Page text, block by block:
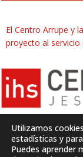
El Centro Arrupe y
proyecto al servicio
Utilizamos
estadísticas y
Puedes aprender